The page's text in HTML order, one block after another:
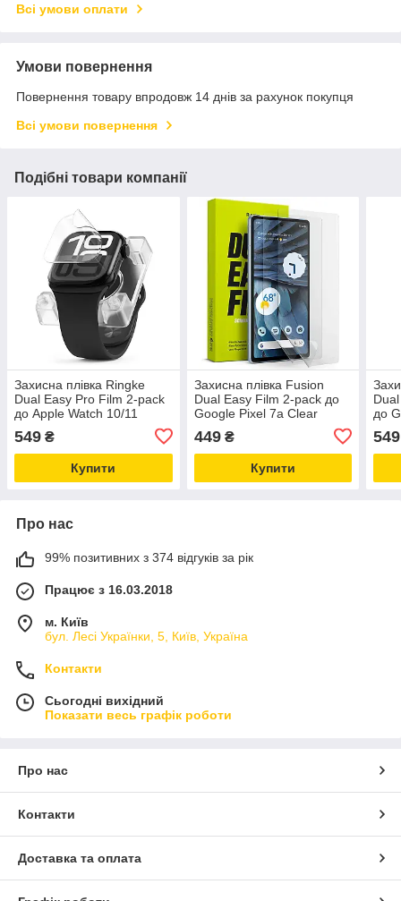
Всі умови оплати
Умови повернення
Повернення товару впродовж 14 днів за рахунок покупця
Всі умови повернення
Подібні товари компанії
Захисна плівка Ringke
Dual Easy Pro Film 2-pack
до Apple Watch 10/11
549 ₴
Купити
Захисна плівка Fusion
Dual Easy Film 2-pack до
Google Pixel 7a Clear
449₴
Купити
до
549
Про нас
99% позитивних з 374 відгуків за рік
Працює з 16.03.2018
м. Київ
бул. Лесі Українки, 5, Київ, Україна
Контакти
Сьогодні вихідний
Показати весь графік роботи
Про нас
Контакти
Доставка та оплата